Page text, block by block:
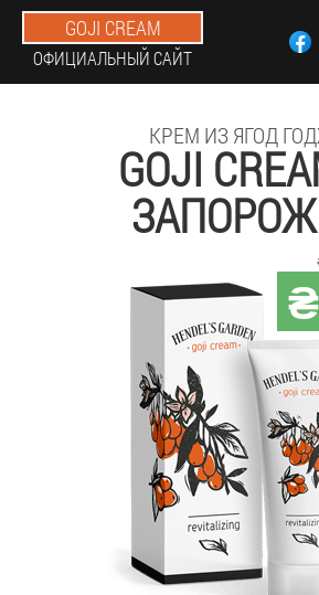
GOJI CREAM
ОФИЦИАЛЬНЫЙ САЙТ
КРЕМ ИЗ ЯГОД
GOJI